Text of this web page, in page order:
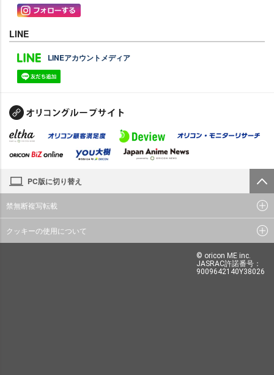
LINE
LINEアカウントメディア
PC版に切り替え
禁無断複写転載
クッキーの使用について
© oricon ME inc.
JASRAC許諾番号：
9009642140Y38026